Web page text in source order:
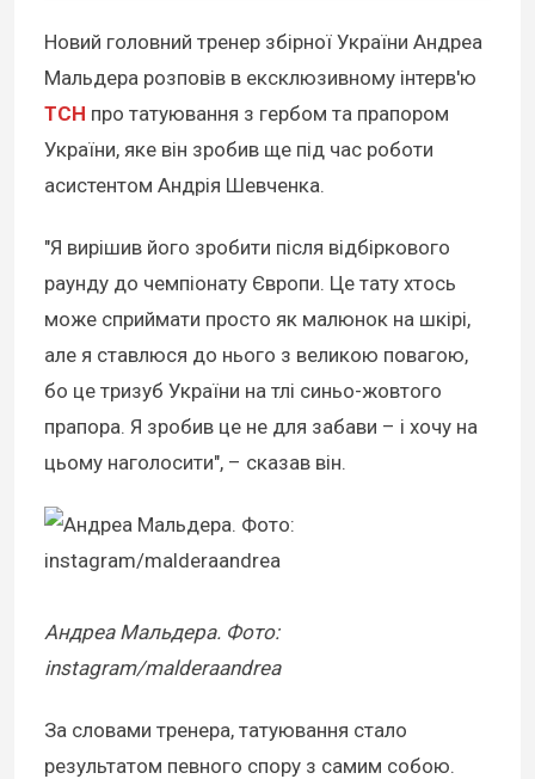
Новий головний тренер збірної України Андреа
Мальдера розповів в ексклюзивному інтерв'ю
ТСН про татуювання з гербом та прапором
України, яке він зробив ще під час роботи
асистентом Андрія Шевченка.
"Я вирішив його зробити після відбіркового
раунду до чемпіонату Європи. Це тату хтось
може сприймати просто як малюнок на шкірі,
але я ставлюся до нього з великою повагою,
бо це тризуб України на тлі синьо-жовтого
прапора. Я зробив це не для забави – і хочу на
цьому наголосити", – сказав він.
Андреа Мальдера. Фото:
instagram/malderaandrea
За словами тренера, татуювання стало
результатом певного спору з самим собою.